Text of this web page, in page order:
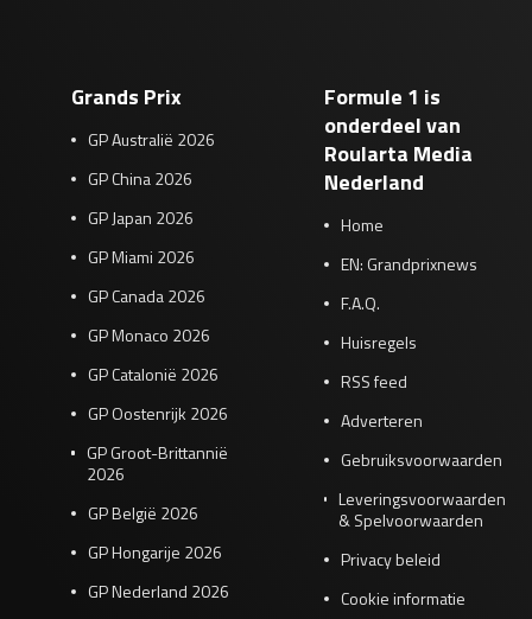
Grands Prix
GP Australië 2026
GP China 2026
GP Japan 2026
GP Miami 2026
GP Canada 2026
GP Monaco 2026
GP Catalonië 2026
GP Oostenrijk 2026
GP Groot-Brittannië
2026
GP België 2026
GP Hongarije 2026
GP Nederland 2026
Formule 1 is
onderdeel van
Roularta Media
Nederland
Home
EN: Grandprixnews
F.A.Q.
Huisregels
RSS feed
Adverteren
Gebruiksvoorwaarden
Leveringsvoorwaarden
& Spelvoorwaarden
Privacy beleid
Cookie informatie